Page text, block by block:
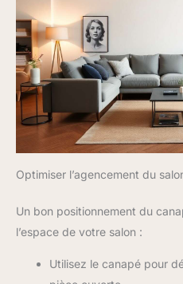
Optimiser l’agencement du
Un bon positionnement du
l’espace de votre salon :
Utilisez le canapé pour